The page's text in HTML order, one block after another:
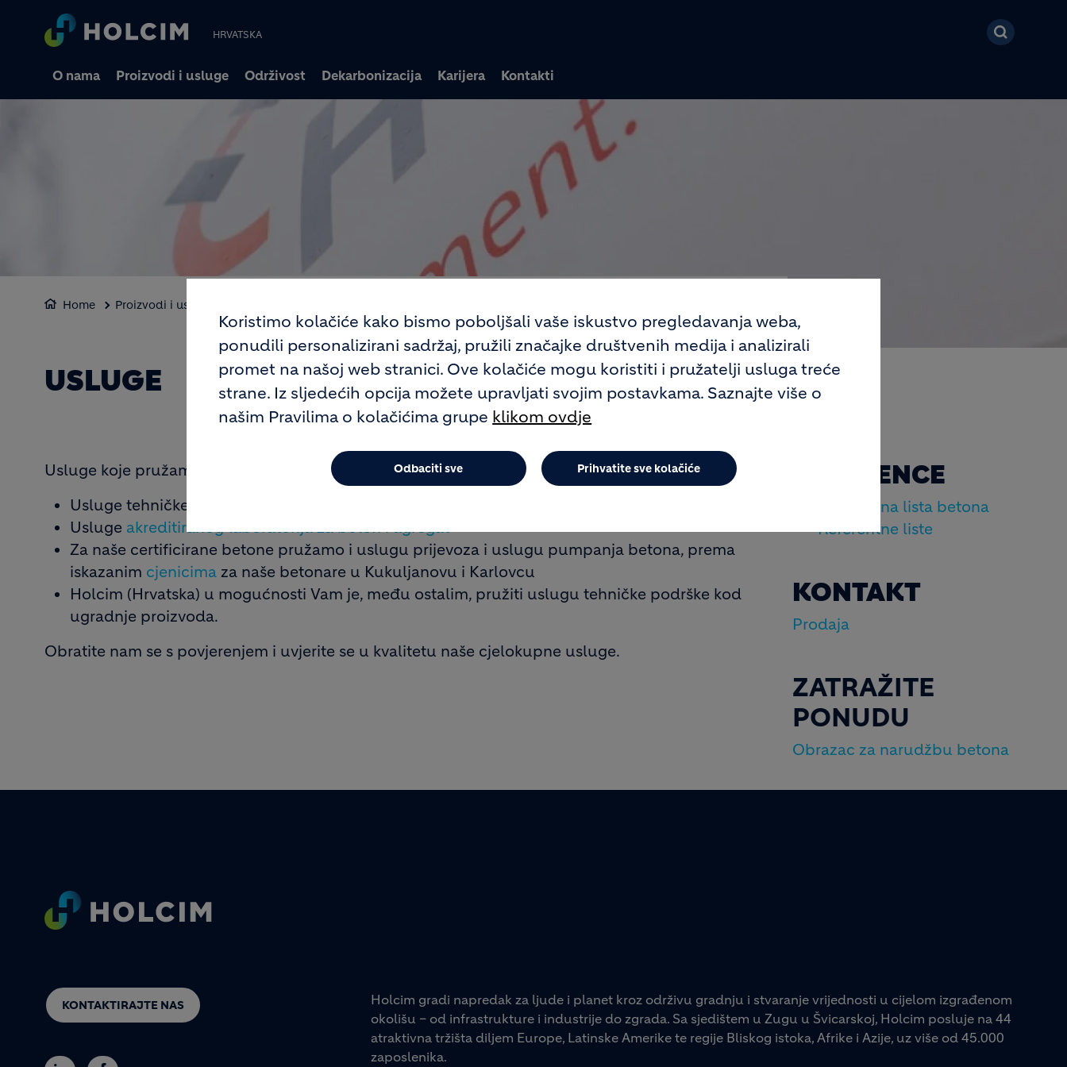
HRVATSKA
O nama Proizvodi i usluge Održivost Dekarbonizacija Karijera Kontakti
Home Proizvodi i usluge
USLUGE
Usluge koje pružamo kroz naš rad u segmentu transportnih i specijalnih betona obuhvaćaju:
Usluge tehničke podrške -
Usluge akreditiranog laboratorija za beton i agregat
Za naše certificirane betone pružamo i uslugu prijevoza i uslugu pumpanja betona, prema
iskazanim cjenicima za naše betonare u Kukuljanovu i Karlovcu
Holcim (Hrvatska) u mogućnosti Vam je, među ostalim, pružiti uslugu tehničke podrške kod
ugradnje proizvoda.
Obratite nam se s povjerenjem i uvjerite se u kvalitetu naše cjelokupne usluge.
REFERENCE
Referentna lista betona
Referentne liste
KONTAKT
Prodaja
ZATRAŽITE
PONUDU
Obrazac za narudžbu betona
KONTAKTIRAJTE NAS
Holcim gradi napredak za ljude i planet kroz održivu gradnju i stvaranje vrijednosti u cijelom izgrađenom
okolišu – od infrastrukture i industrije do zgrada. Sa sjedištem u Zugu u Švicarskoj, Holcim posluje na 44
atraktivna tržišta diljem Europe, Latinske Amerike te regije Bliskog istoka, Afrike i Azije, uz više od 45.000
zaposlenika.
Koristimo kolačiće kako bismo poboljšali vaše iskustvo pregledavanja weba,
ponudili personalizirani sadržaj, pružili značajke društvenih medija i analizirali
promet na našoj web stranici. Ove kolačiće mogu koristiti i pružatelji usluga treće
strane. Iz sljedećih opcija možete upravljati svojim postavkama. Saznajte više o
našim Pravilima o kolačićima grupe klikom ovdje
Prihvatite sve kolačiće
Odbaciti sve